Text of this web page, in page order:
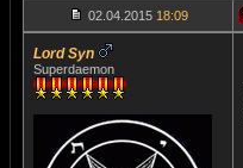
02.04.2015 18:09
Lord Syn
Superdaemon